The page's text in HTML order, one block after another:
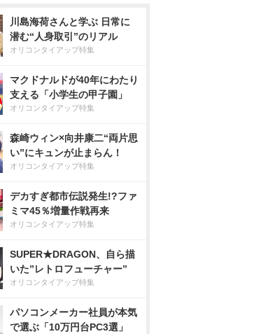
川島海荷さんと学ぶ 日常に
潜む“人身取引”のリアル
オリコンタイアップ特集
マクドナルドが40年にわたり
支える「小学生の甲子園」
オリコンタイアップ特集
森崎ウィン×向井康二“両片思
い”にキュンが止まらん！
オリコンタイアップ特集
デカすぎ都市伝説発生!?ファ
ミマ45％増量作戦再来
オリコンタイアップ特集
SUPER★DRAGON、自ら描
いた”レトロフューチャー”
オリコンタイアップ特集
パソコンメーカー社員が本気
で選ぶ「10万円台PC3選」